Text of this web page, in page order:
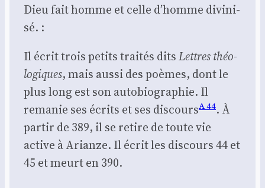
Dieu fait homme et celle d’homme divi­ni­
sé. :
Il écrit trois petits trai­tés ditsLettres théo­
lo­giques, mais aus­si des poèmes, dont le
plus long est son auto­bio­gra­phie. Il
rema­nie ses écrits et ses dis­coursA 44. À
par­tir de 389, il se retire de toute vie
active à Arianze. Il écrit les dis­cours 44 et
45 et meurt en 390.